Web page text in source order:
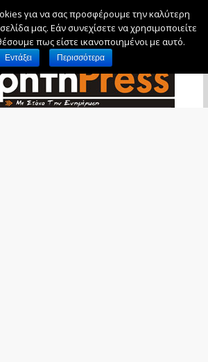
7 Αυγούστου, 2026
για να σας προσφέρουμε την καλύτερη
μας. Εάν συνεχίσετε να χρησιμοποιείτε
πως είστε ικανοποιημένοι με αυτό.
Εντάξει Περισσότερα